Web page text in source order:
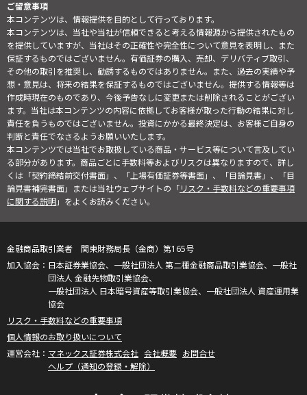
ご留意事項
本コンテンツは、情報提供を目的として行っております。
本コンテンツは、当社や当社が信頼できると考える情報源から提供されたもの
を提供していますが、当社はその正確性や完全性について意見を表明し、また
保証するものではございません。有価証券の購入、売却、デリバティブ取引、
その他の取引を推奨し、勧誘するものではありません。また、過去の実績や予
想・意見は、将来の結果を保証するものではございません。提供する情報等は
作成時現在のものであり、今後予告なしに変更または削除されることがござい
ます。当社は本コンテンツの内容に依拠してお客様が取った行動の結果に対し
責任を負うものではございません。投資にかかる最終決定は、お客様ご自身の
判断と責任でなさるようお願いいたします。
本コンテンツでは当社でお取扱している商品・サービス等について言及してい
る部分があります。商品ごとに手数料等およびリスクは異なりますので、詳し
くは「契約締結前交付書面」、「上場有価証券等書面」、「目論見書」、「目
論見書補完書面」または当社ウェブサイトの「リスク・手数料などの重要事項
に関する説明」をよくお読みください。
金融商品取引業者 関東財務局長（金商）第165号
日本証券業協会、一般社団法人 第二種金融商品取引業協会、一般社
団法人 金融先物取引業協会、
一般社団法人 日本暗号資産等取引業協会、一般社団法人 資産運用業
協会
リスク・手数料などの重要事項
個人情報のお取り扱いについて
マネックス証券株式会社 会社概要 お問合せ
ヘルプ（通知の登録・解除）